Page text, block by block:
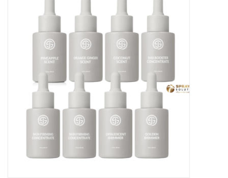
Verzorging / Accessoires
Onderdelen
Ventilatoren / Afzuiging
Vraag hier om een vrijblijvend